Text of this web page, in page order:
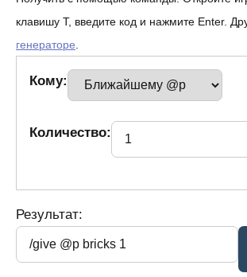
клавишу T, введите код и нажмите Enter.
генераторе.
Кому:
Количество:
Результат: